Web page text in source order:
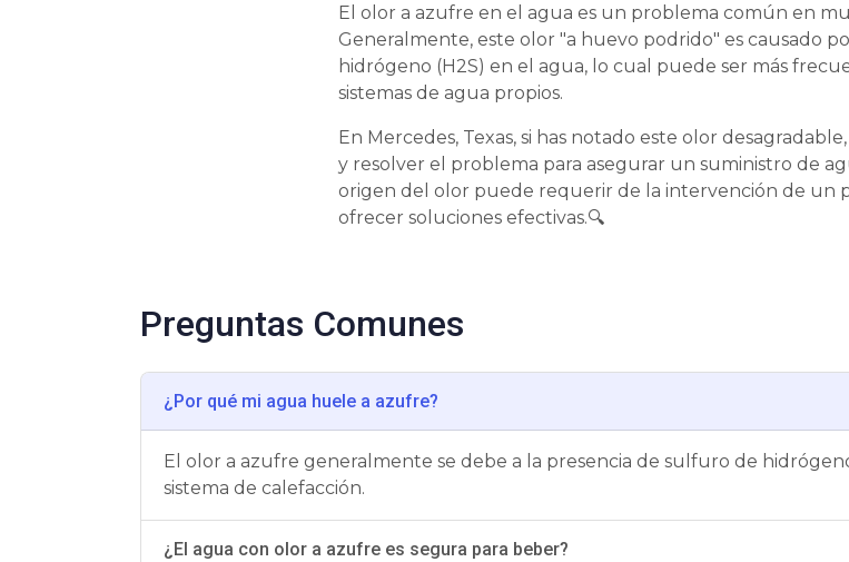
El olor a azufre en el agua es un problema común en
Generalmente, este olor "a huevo podrido" es causado
hidrógeno (H2S) en el agua, lo cual puede ser más
sistemas de agua propios.
En Mercedes, Texas, si has notado este olor
y resolver el problema para asegurar un suministro de
origen del olor puede requerir de la intervención de un
ofrecer soluciones efectivas.🔍
Preguntas Comunes
¿Por qué mi agua huele a azufre?
El olor a azufre generalmente se debe a la presencia de sulfuro de
sistema de calefacción.
¿El agua con olor a azufre es segura para beber?